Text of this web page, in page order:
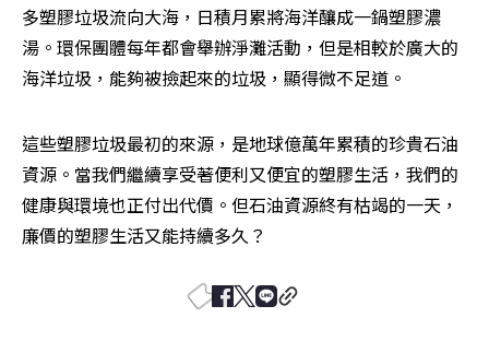
多塑膠垃圾流向大海，日積月累將海洋釀成一鍋塑膠濃
湯。環保團體每年都會舉辦淨灘活動，但是相較於廣大的
海洋垃圾，能夠被撿起來的垃圾，顯得微不足道。
這些塑膠垃圾最初的來源，是地球億萬年累積的珍貴石油
資源。當我們繼續享受著便利又便宜的塑膠生活，我們的
健康與環境也正付出代價。但石油資源終有枯竭的一天，
廉價的塑膠生活又能持續多久？